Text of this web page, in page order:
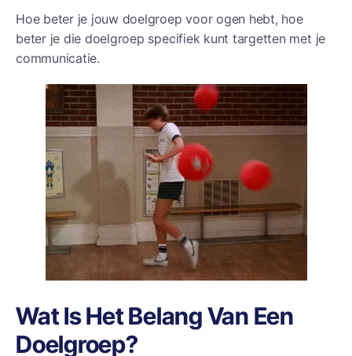
Hoe beter je jouw doelgroep voor ogen hebt, hoe
beter je die doelgroep specifiek kunt targetten met je
communicatie.
Wat Is Het Belang Van Een
Doelgroep?